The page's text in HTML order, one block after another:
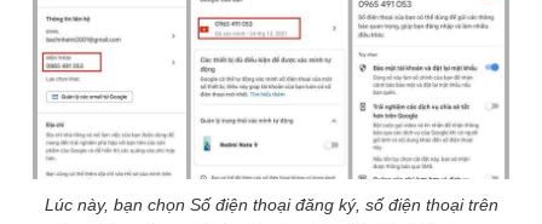
Lúc này, bạn chọn Số điện thoại đăng ký, số điện thoại trên